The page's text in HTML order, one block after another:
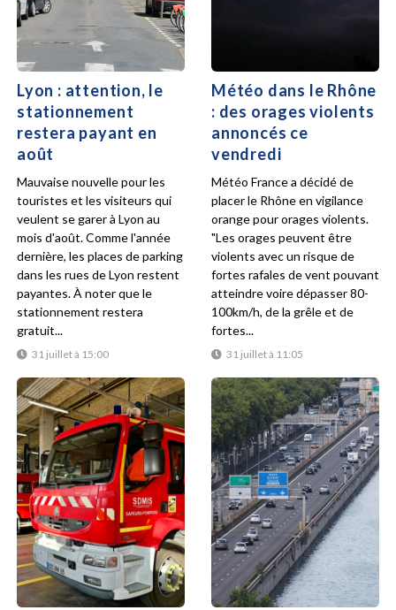
Lyon : attention, le
stationnement
restera payant en
août
31 juillet à 15:00
Mauvaise nouvelle pour les
touristes et les visiteurs qui
veulent se garer à Lyon au
mois d'août. Comme l'année
dernière, les places de parking
dans les rues de Lyon restent
payantes. À noter que le
stationnement restera
gratuit...
Météo dans le Rhône
: des orages violents
annoncés ce
vendredi
31 juillet à 11:05
Météo France a décidé de
placer le Rhône en vigilance
orange pour orages violents.
"Les orages peuvent être
violents avec un risque de
fortes rafales de vent pouvant
atteindre voire dépasser 80-
100km/h, de la grêle et de
fortes...